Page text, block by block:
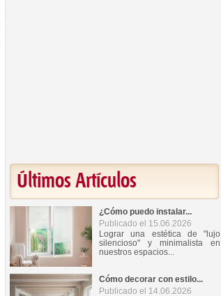
Últimos Artículos
¿Cómo puedo instalar...
Publicado el 15.06.2026
Lograr una estética de "lujo
silencioso" y minimalista en
nuestros espacios...
Cómo decorar con estilo...
Publicado el 14.06.2026